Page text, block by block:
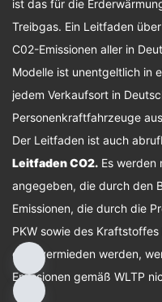
ist das für die
Treibgas. Ein Leitfaden
C02-Emissionen aller in
Modelle ist unentgeltlich in
jedem Verkaufsort in
Personenkraftfahrzeuge
Der Leitfaden ist auch
Leitfaden CO2. Es werden
angegeben, die durch den
Emissionen, die durch die
PKW sowie des
oder vermieden werden,
Emissionen gemäß WLTP